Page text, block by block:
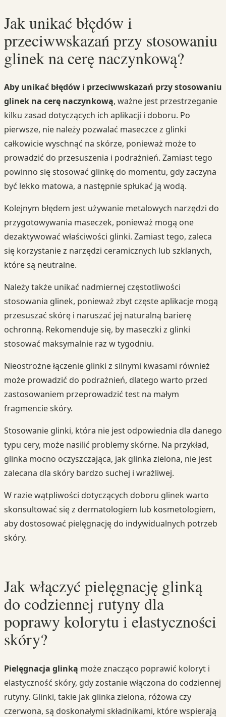
Jak unikać błędów i
przeciwwskazań przy stosowaniu
glinek na cerę naczynkową?
Aby unikać błędów i przeciwwskazań przy stosowaniu
glinek na cerę naczynkową, ważne jest przestrzeganie
kilku zasad dotyczących ich aplikacji i doboru. Po
pierwsze, nie należy pozwalać maseczce z glinki
całkowicie wyschnąć na skórze, ponieważ może to
prowadzić do przesuszenia i podrażnień. Zamiast tego
powinno się stosować glinkę do momentu, gdy zaczyna
być lekko matowa, a następnie spłukać ją wodą.
Kolejnym błędem jest używanie metalowych narzędzi do
przygotowywania maseczek, ponieważ mogą one
dezaktywować właściwości glinki. Zamiast tego, zaleca
się korzystanie z narzędzi ceramicznych lub szklanych,
które są neutralne.
Należy także unikać nadmiernej częstotliwości
stosowania glinek, ponieważ zbyt częste aplikacje mogą
przesuszać skórę i naruszać jej naturalną barierę
ochronną. Rekomenduje się, by maseczki z glinki
stosować maksymalnie raz w tygodniu.
Nieostrożne łączenie glinki z silnymi kwasami również
może prowadzić do podrażnień, dlatego warto przed
zastosowaniem przeprowadzić test na małym
fragmencie skóry.
Stosowanie glinki, która nie jest odpowiednia dla danego
typu cery, może nasilić problemy skórne. Na przykład,
glinka mocno oczyszczająca, jak glinka zielona, nie jest
zalecana dla skóry bardzo suchej i wrażliwej.
W razie wątpliwości dotyczących doboru glinek warto
skonsultować się z dermatologiem lub kosmetologiem,
aby dostosować pielęgnację do indywidualnych potrzeb
skóry.
Jak włączyć pielęgnację glinką
do codziennej rutyny dla
poprawy kolorytu i elastyczności
skóry?
Pielęgnacja glinką może znacząco poprawić koloryt i
elastyczność skóry, gdy zostanie włączona do codziennej
rutyny. Glinki, takie jak glinka zielona, różowa czy
czerwona, są doskonałymi składnikami, które wspierają